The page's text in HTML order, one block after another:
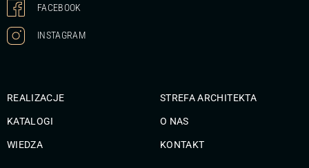
FACEBOOK
INSTAGRAM
REALIZACJE
KATALOGI
WIEDZA
STREFA ARCHITEKTA
O NAS
KONTAKT